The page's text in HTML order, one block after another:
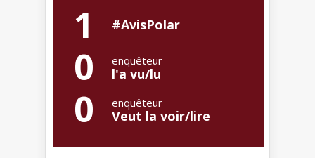
1 #AvisPolar
0 enquêteur
l'a vu/lu
0 enquêteur
Veut la voir/lire